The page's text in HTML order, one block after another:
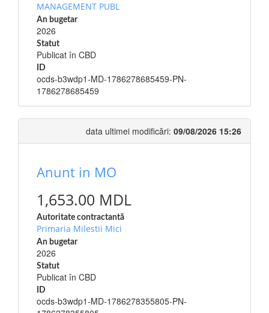
MANAGEMENT PUBL
An bugetar
2026
Statut
Publicat în CBD
ID
ocds-b3wdp1-MD-1786278685459-PN-
1786278685459
data ultimei modificări: 09/08/2026 15:26
Anunt in MO
1,653.00 MDL
Autoritate contractantă
Primaria Milestii Mici
An bugetar
2026
Statut
Publicat în CBD
ID
ocds-b3wdp1-MD-1786278355805-PN-